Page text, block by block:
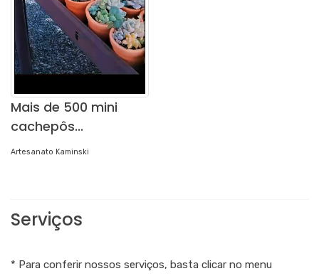
Mais de 500 mini
cachepôs...
Artesanato Kaminski
Serviços
* Para conferir nossos serviços, basta clicar no menu